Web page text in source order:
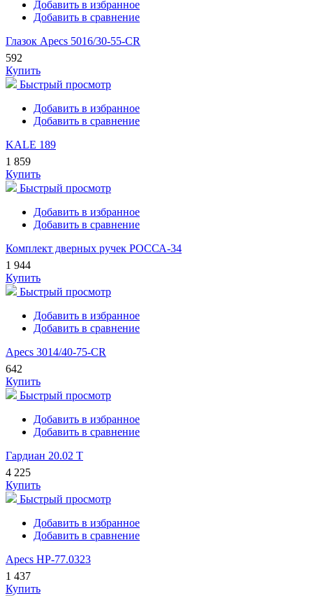
Добавить в избранное
Добавить в сравнение
Глазок Apecs 5016/30-55-CR
592
Купить
Быстрый просмотр
Добавить в избранное
Добавить в сравнение
KALE 189
1 859
Купить
Быстрый просмотр
Добавить в избранное
Добавить в сравнение
Комплект дверных ручек РОССА-34
1 944
Купить
Быстрый просмотр
Добавить в избранное
Добавить в сравнение
Apecs 3014/40-75-CR
642
Купить
Быстрый просмотр
Добавить в избранное
Добавить в сравнение
Гардиан 20.02 Т
4 225
Купить
Быстрый просмотр
Добавить в избранное
Добавить в сравнение
Apecs HP-77.0323
1 437
Купить